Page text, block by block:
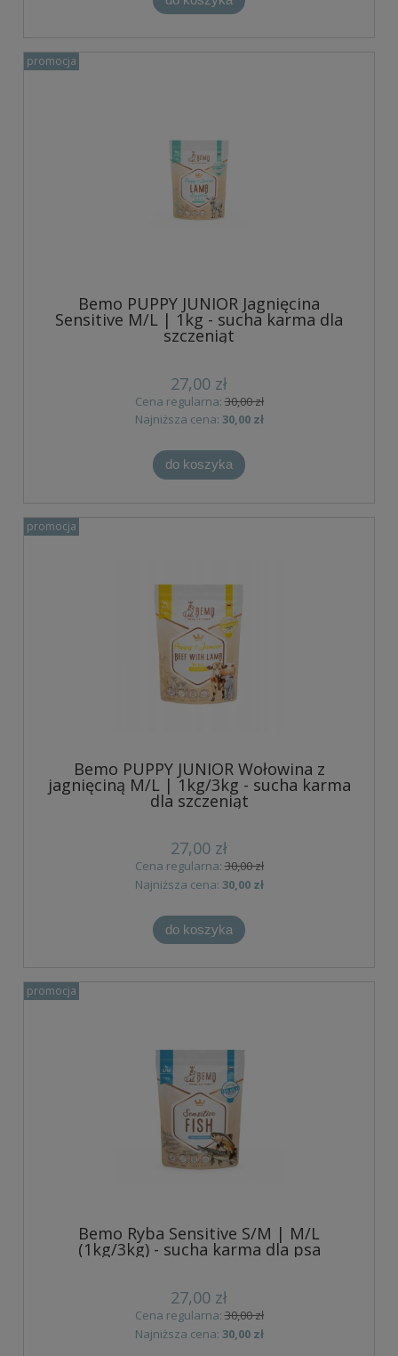
Bemo PUPPY JUNIOR Jagnięcina
Sensitive M/L | 1kg - sucha karma dla
szczeniąt
27,00 zł
Cena regularna:30,00 zł
Najniższa cena: 30,00 zł
do koszyka
promocja
Bemo PUPPY JUNIOR Wołowina z
jagnięciną M/L | 1kg/3kg - sucha karma
dla szczeniąt
27,00 zł
Cena regularna:30,00 zł
Najniższa cena: 30,00 zł
do koszyka
promocja
Bemo Ryba Sensitive S/M | M/L
(1kg/3kg) - sucha karma dla psa
27,00 zł
Cena regularna:30,00 zł
Najniższa cena: 30,00 zł
promocja